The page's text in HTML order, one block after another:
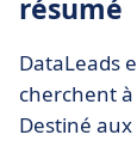
résumé
DataLeads
cherchent
Destiné